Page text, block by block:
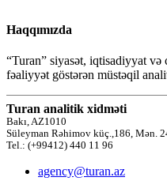
Haqqımızda
“Turan” siyasət, iqtisadiyyat və
fəaliyyət göstərən müstəqil
Turan analitik xidməti
Bakı, AZ1010
Süleyman Rəhimov küç.,186, Mən.
Tel.: (+99412) 440 11 96
agency@turan.az